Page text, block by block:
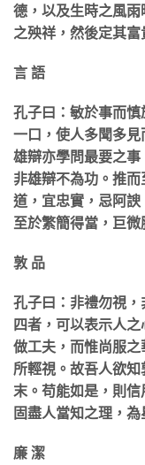
德，以及生時之風
之殃祥，然後定其
言 語
孔子曰：敏於事而
一口，使人多聞多見
雄辯亦學問最要之
非雄辯不為功。推
道，宜忠實，忌阿諛
至於繁簡得當，巨微
敦 品
孔子曰：非禮勿視
四者，可以表示人
做工夫，而惟尚服
所輕視。故吾人欲
末。苟能如是，則
固盡人當知之理，為
廉 潔